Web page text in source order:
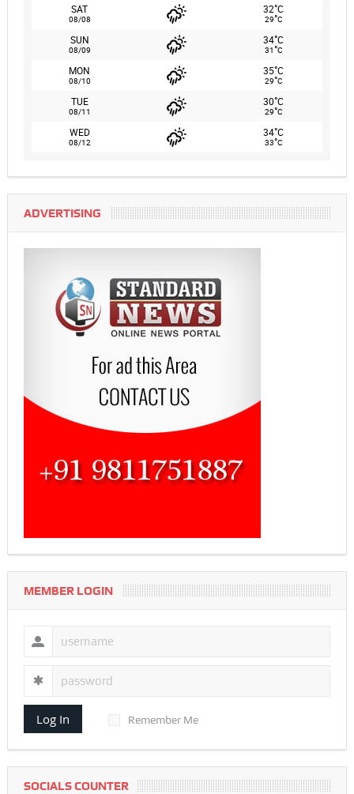
SAT
08/08
32°C
29°C
SUN
08/09
34°C
31°C
MON
08/10
35°C
29°C
TUE
08/11
30°C
29°C
WED
08/12
34°C
33°C
ADVERTISING
MEMBER LOGIN
Log In Remember Me
SOCIALS COUNTER